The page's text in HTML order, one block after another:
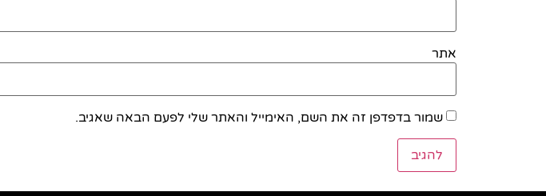
אתר
שמור בדפדפן זה את השם, האימייל והאתר שלי לפעם הבאה שאגיב.